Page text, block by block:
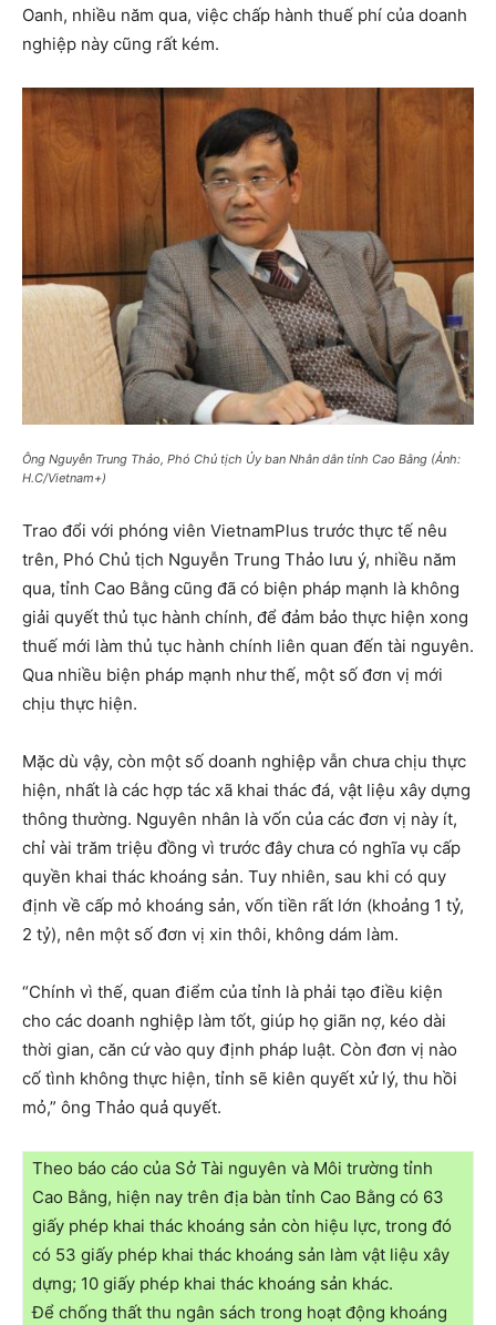
Oanh, nhiều năm qua, việc chấp hành thuế phí của doanh
nghiệp này cũng rất kém.
Ông Nguyễn Trung Thảo, Phó Chủ tịch Ủy ban Nhân dân tỉnh Cao Bằng (Ảnh:
H.C/Vietnam+)
Trao đổi với phóng viên VietnamPlus trước thực tế nêu
trên, Phó Chủ tịch Nguyễn Trung Thảo lưu ý, nhiều năm
qua, tỉnh Cao Bằng cũng đã có biện pháp mạnh là không
giải quyết thủ tục hành chính, để đảm bảo thực hiện xong
thuế mới làm thủ tục hành chính liên quan đến tài nguyên.
Qua nhiều biện pháp mạnh như thế, một số đơn vị mới
chịu thực hiện.
Mặc dù vậy, còn một số doanh nghiệp vẫn chưa chịu thực
hiện, nhất là các hợp tác xã khai thác đá, vật liệu xây dựng
thông thường. Nguyên nhân là vốn của các đơn vị này ít,
chỉ vài trăm triệu đồng vì trước đây chưa có nghĩa vụ cấp
quyền khai thác khoáng sản. Tuy nhiên, sau khi có quy
định về cấp mỏ khoáng sản, vốn tiền rất lớn (khoảng 1 tỷ,
2 tỷ), nên một số đơn vị xin thôi, không dám làm.
“Chính vì thế, quan điểm của tỉnh là phải tạo điều kiện
cho các doanh nghiệp làm tốt, giúp họ giãn nợ, kéo dài
thời gian, căn cứ vào quy định pháp luật. Còn đơn vị nào
cố tình không thực hiện, tỉnh sẽ kiên quyết xử lý, thu hồi
mỏ,” ông Thảo quả quyết.
Theo báo cáo của Sở Tài nguyên và Môi trường tỉnh
Cao Bằng, hiện nay trên địa bàn tỉnh Cao Bằng có 63
giấy phép khai thác khoáng sản còn hiệu lực, trong đó
có 53 giấy phép khai thác khoáng sản làm vật liệu xây
dựng; 10 giấy phép khai thác khoáng sản khác.
Để chống thất thu ngân sách trong hoạt động khoáng